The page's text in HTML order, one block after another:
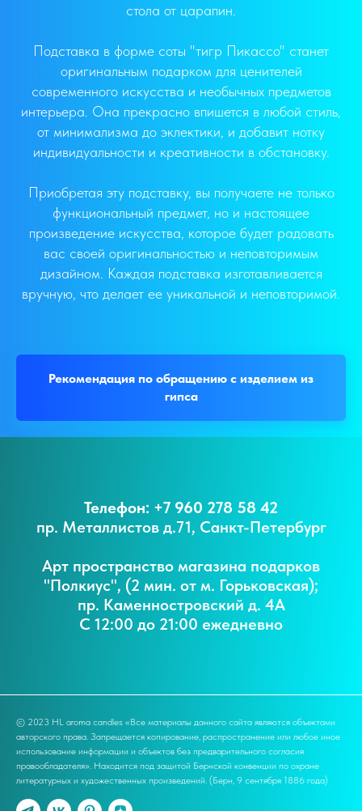
стола от царапин.
Подставка в форме соты "тигр Пикассо" станет
оригинальным подарком для ценителей
современного искусства и необычных предметов
интерьера. Она прекрасно впишется в любой стиль,
от минимализма до эклектики, и добавит нотку
индивидуальности и креативности в обстановку.
Приобретая эту подставку, вы получаете не только
функциональный предмет, но и настоящее
произведение искусства, которое будет радовать
вас своей оригинальностью и неповторимым
дизайном. Каждая подставка изготавливается
вручную, что делает ее уникальной и неповторимой.
Рекомендация по обращению с изделием из
гипса
Телефон: +7 960 278 58 42
пр. Металлистов д.71, Санкт-Петербург
Арт пространство магазина подарков
"Полкиус", (2 мин. от м. Горьковская);
пр. Каменностровский д. 4А
С 12:00 до 21:00 ежедневно
© 2023 HL aroma candles «Все материалы данного сайта являются объектами
авторского права. Запрещается копирование, распространение или любое иное
использование информации и объектов без предварительного согласия
правообладателя». Находится под защитой Бернской конвенции по охране
литературных и художественных произведений. (Берн, 9 сентября 1886 года)